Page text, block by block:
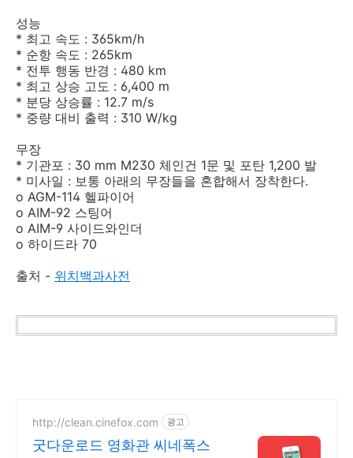
성능
* 최고 속도 : 365km/h
* 순항 속도 : 265km
* 전투 행동 반경 : 480 km
* 최고 상승 고도 : 6,400 m
* 분당 상승률 : 12.7 m/s
* 중량 대비 출력 : 310 W/kg
무장
* 기관포 : 30 mm M230 체인건 1문 및 포탄 1,200 발
* 미사일 : 보통 아래의 무장들을 혼합해서 장착한다.
o AGM-114 헬파이어
o AIM-92 스팅어
o AIM-9 사이드와인더
o 하이드라 70
출처 - 위치백과사전
http://clean.cinefox.com 광고
굿다운로드 영화관 씨네폭스